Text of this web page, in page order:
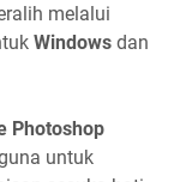
melalui
Windows dan
Photoshop
untuk